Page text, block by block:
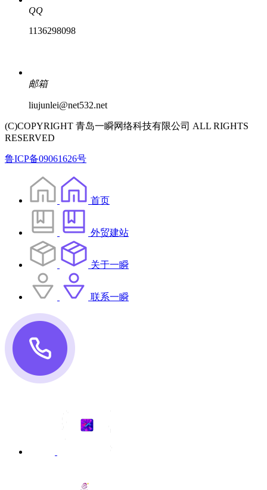
QQ
1136298098
邮箱
liujunlei@net532.net
(C)COPYRIGHT 青岛一瞬网络科技有限公司 ALL RIGHTS
RESERVED
鲁ICP备09061626号
首页
外贸建站
关于一瞬
联系一瞬